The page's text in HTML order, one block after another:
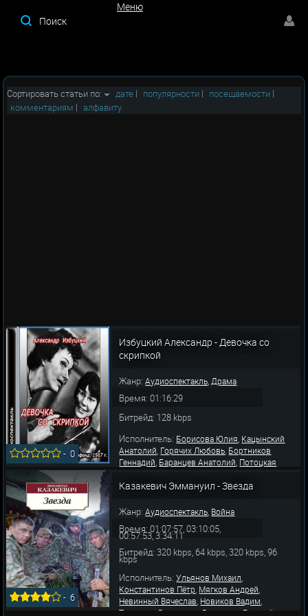
Меню
Сортировать статьи по: дате | популярности | посещаемости |
комментариям | алфавиту
-0
Избуцкий Александр - Девочка со
скрипкой
Жанр:Аудиоспектакль,Драма
Время: 01:16:29
Битрейд: 128 kbps
Исполнитель: Борисова Юлия, Кацынский
Анатолий, Горячих Любовь, Бортников
Геннадий, Баранцев Анатолий, Потоцкая
-6
Казакевич Эммануил - Звезда
Жанр:Аудиоспектакль, Война
Время: 01:07:57, 03:10:05,
00:57:53, 3:34:11
Битрейд: 320 kbps, 64 kbps, 320 kbps, 96
kbps
Исполнитель:Ульянов Михаил,
Константинов Пётр, Мягков Андрей,
Невинный Вячеслав, Новиков Вадим,
Талызина Валентина Румянцев Георгий